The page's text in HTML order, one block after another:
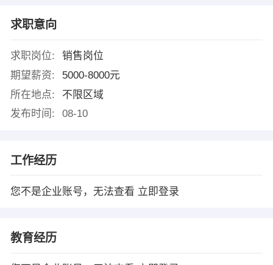
求职意向
求职岗位:
销售岗位
期望薪资:
5000-8000元
所在地点:
不限区域
发布时间:
08-10
工作经历
您不是企业账号，无法查看 立即登录
教育经历